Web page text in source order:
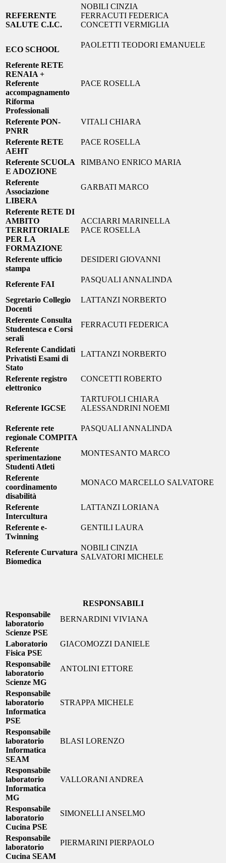
REFERENTE
SALUTE C.I.C.
NOBILI CINZIA
FERRACUTI FEDERICA
CONCETTI VERMIGLIA
ECO SCHOOL
PAOLETTI TEODORI EMANUELE
Referente RETE
RENAIA +
Referente
accompagnamento
Riforma
Professionali
PACE ROSELLA
Referente PON-
PNRR
VITALI CHIARA
Referente RETE
AEHT
PACE ROSELLA
Referente SCUOLA
E ADOZIONE
RIMBANO ENRICO MARIA
Referente
Associazione
LIBERA
GARBATI MARCO
Referente RETE DI
AMBITO
TERRITORIALE
PER LA
FORMAZIONE
ACCIARRI MARINELLA
PACE ROSELLA
Referente ufficio
stampa
DESIDERI GIOVANNI
Referente FAI
PASQUALI ANNALINDA
Segretario Collegio
Docenti
LATTANZI NORBERTO
Referente Consulta
Studentesca e Corsi
serali
FERRACUTI FEDERICA
Referente Candidati
Privatisti Esami di
Stato
LATTANZI NORBERTO
Referente registro
elettronico
CONCETTI ROBERTO
Referente IGCSE
TARTUFOLI CHIARA
ALESSANDRINI NOEMI
Referente rete
regionale COMPITA
PASQUALI ANNALINDA
Referente
sperimentazione
Studenti Atleti
MONTESANTO MARCO
Referente
coordinamento
disabilità
MONACO MARCELLO SALVATORE
Referente
Intercultura
LATTANZI LORIANA
Referente e-
Twinning
GENTILI LAURA
Referente Curvatura
Biomedica
NOBILI CINZIA
SALVATORI MICHELE
RESPONSABILI
Responsabile
laboratorio
Scienze PSE
BERNARDINI VIVIANA
Laboratorio
Fisica PSE
GIACOMOZZI DANIELE
Responsabile
laboratorio
Scienze MG
ANTOLINI ETTORE
Responsabile
laboratorio
Informatica
PSE
STRAPPA MICHELE
Responsabile
laboratorio
Informatica
SEAM
BLASI LORENZO
Responsabile
laboratorio
Informatica
MG
VALLORANI ANDREA
Responsabile
laboratorio
Cucina PSE
SIMONELLI ANSELMO
Responsabile
laboratorio
Cucina SEAM
PIERMARINI PIERPAOLO